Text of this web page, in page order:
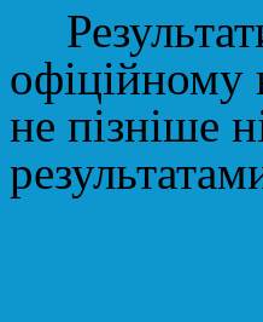
офіційному
не пізніше